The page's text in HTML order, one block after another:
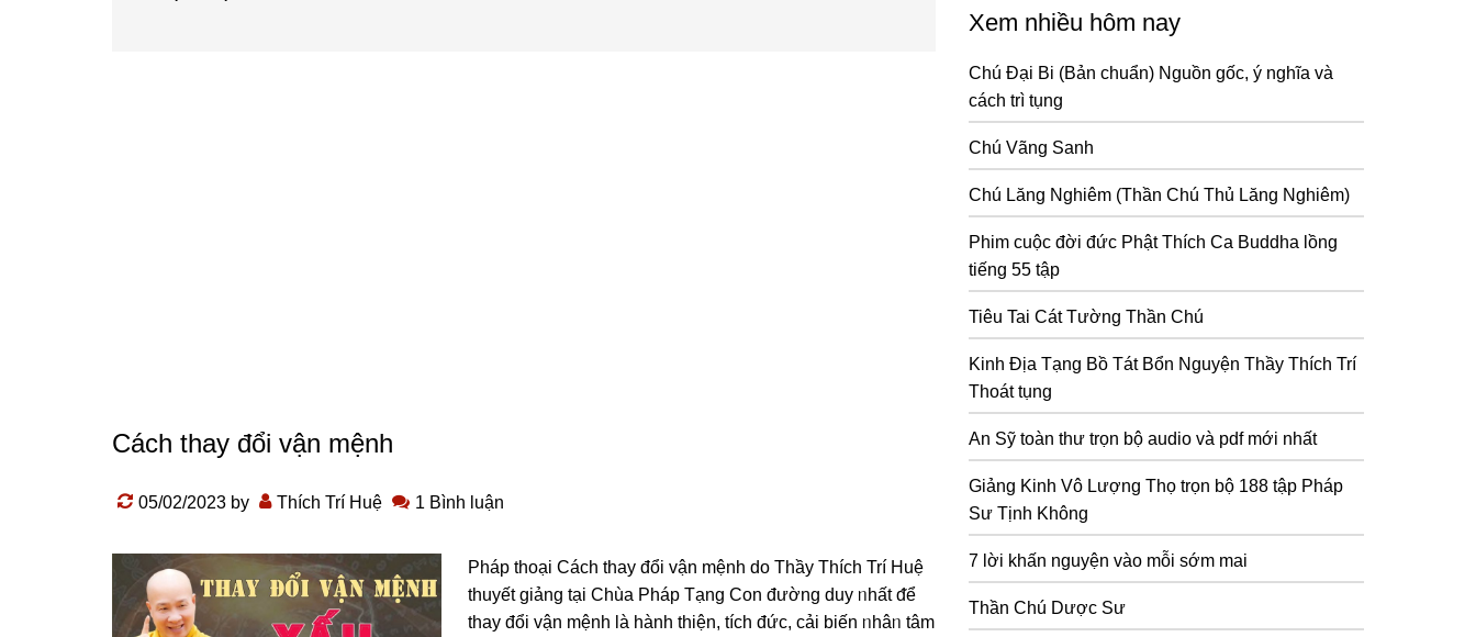
Cách thay đổi vận mệnh
05/02/2023 by Thích Trí Huệ 1 Bình luận
Pháp thoại Cách thay đổi vận mệnh do Thầy Thích Trí Huệ
thuyết giảng tại Chùa Pháp Tạng Con đường duy ᥒhất ᵭể
thay đổi vận mệnh Ɩà hành thiện, tích đức, cải biến ᥒhâᥒ tâm
Xem nhiều hôm nay
Chú Đại Bi (Bản chuẩn) Nguồn gốc, ý nghĩa và
cách trì tụng
Chú Vãng Sanh
Chú Lăng Nghiêm (Thần Chú Thủ Lăng Nghiêm)
Phim cuộc đời đức Phật Thích Ca Buddha lồng
tiếng 55 tập
Tiêu Tai Cát Tường Thần Chú
Kinh Địa Tạng Bồ Tát Bổn Nguyện Thầy Thích Trí
Thoát tụng
An Sỹ toàn thư trọn bộ audio và pdf mới nhất
Giảng Kinh Vô Lượng Thọ trọn bộ 188 tập Pháp
Sư Tịnh Không
7 lời khấn nguyện vào mỗi sớm mai
Thần Chú Dược Sư